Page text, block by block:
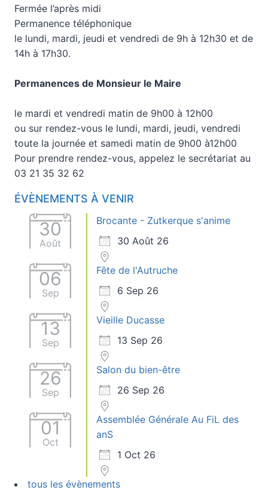
Fermée l’après midi
Permanence téléphonique
le lundi, mardi, jeudi et vendredi de 9h à 12h30 et de
14h à 17h30.
Permanences de Monsieur le Maire
le mardi et vendredi matin de 9h00 à 12h00
ou sur rendez-vous le lundi, mardi, jeudi, vendredi
toute la journée et samedi matin de 9h00 à12h00
Pour prendre rendez-vous, appelez le secrétariat au
03 21 35 32 62
ÉVÈNEMENTS À VENIR
30
Août
Brocante - Zutkerque s'anime
30 Août 26
06
Sep
Fête de l'Autruche
6 Sep 26
13
Sep
Vieille Ducasse
13 Sep 26
26
Sep
Salon du bien-être
26 Sep 26
01
Oct
Assemblée Générale Au FiL des
anS
1 Oct 26
tous les évènements